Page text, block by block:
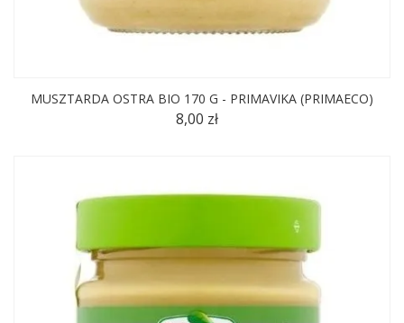
MUSZTARDA OSTRA BIO 170 G - PRIMAVIKA (PRIMAECO)
8,00 zł